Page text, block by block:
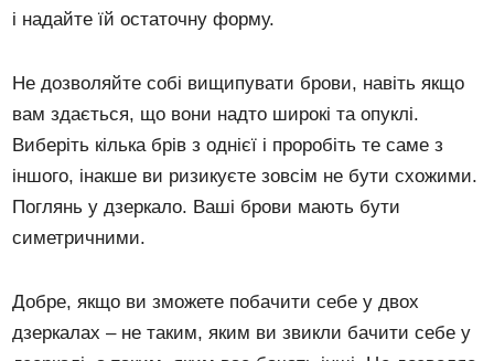
і надайте їй остаточну форму.
Не дозволяйте собі вищипувати брови, навіть якщо
вам здається, що вони надто широкі та опуклі.
Виберіть кілька брів з однієї і проробіть те саме з
іншого, інакше ви ризикуєте зовсім не бути схожими.
Поглянь у дзеркало. Ваші брови мають бути
симетричними.
Добре, якщо ви зможете побачити себе у двох
дзеркалах – не таким, яким ви звикли бачити себе у